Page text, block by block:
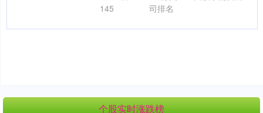
145
司排名
个股实时涨跌榜